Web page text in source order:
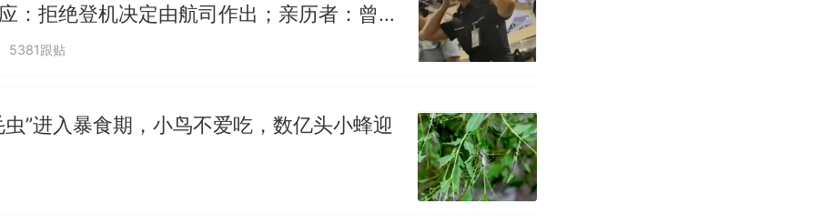
：拒绝登机决定由航司作出；亲历者：曾承
没兑现
5381跟贴
虫”进入暴食期，小鸟不爱吃，数亿头小蜂迎